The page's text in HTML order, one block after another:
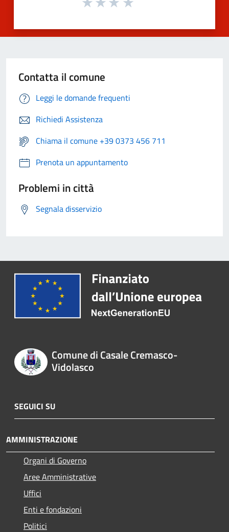
Contatta il comune
Leggi le domande frequenti
Richiedi Assistenza
Chiama il comune +39 0373 456 711
Prenota un appuntamento
Problemi in città
Segnala disservizio
Comune di Casale Cremasco-
Vidolasco
SEGUICI SU
AMMINISTRAZIONE
Organi di Governo
Aree Amministrative
Uffici
Enti e fondazioni
Politici